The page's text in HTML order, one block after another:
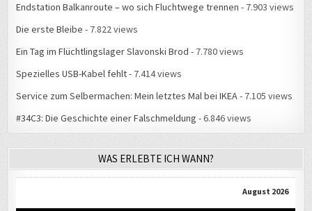
Endstation Balkanroute – wo sich Fluchtwege trennen - 7.903 views
Die erste Bleibe - 7.822 views
Ein Tag im Flüchtlingslager Slavonski Brod - 7.780 views
Spezielles USB-Kabel fehlt- 7.414 views
Service zum Selbermachen: Mein letztes Mal bei IKEA- 7.105 views
#34C3: Die Geschichte einer Falschmeldung - 6.846 views
WAS ERLEBTE ICH WANN?
August 2026